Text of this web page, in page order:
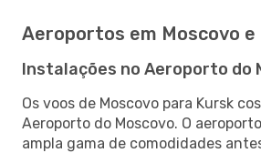
Aeroportos em Moscovo e
Instalações no Aeroporto do
Os voos de Moscovo para Kursk
Aeroporto do Moscovo. O
ampla gama de comodidades